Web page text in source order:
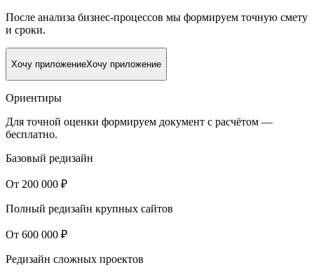
После анализа бизнес-процессов мы формируем точную смету
и сроки.
Хочу приложениеХочу приложение
Ориентиры
Для точной оценки формируем документ с расчётом —
бесплатно.
Базовый редизайн
От 200 000 ₽
Полный редизайн крупных сайтов
От 600 000 ₽
Редизайн сложных проектов